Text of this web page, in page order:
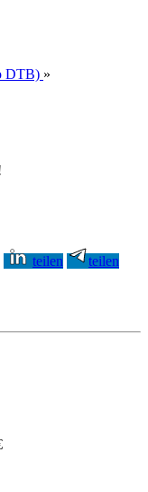
DTB) »
teilen
teilen